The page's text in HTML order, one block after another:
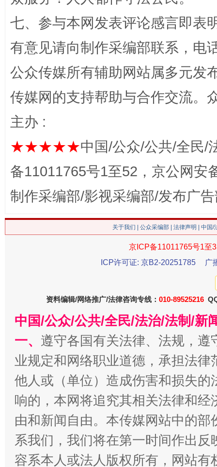
网上购药对药下症？
在谋一域中谋全局
今
习近平的博鳌关键词
七、参与本网发表评论感言即表
有意见请向制作采编部联系，电
公众传媒所有辅助网站属多元发
传媒网的支持帮助与合作交流。
主办 :
★★★★★中国/公众/公共/全民/
备11011765号1至52，京公网安
制作采编部/影视采编部/发布广
关于我们 公众采编部 法律声明 | 中国
京ICP备11011765号1至
ICP许可证: 京B2-20251785
广
资料编辑/网络推广/法律咨询专线： 010-89525216
中国/公众/公共/全民/法治/法制/新
一、 遵守各国有关法律、法规，
业规定和网络职业道德，承担法
他人或（单位）造成伤害和损失
响的，本网将追究其相关法律和
由和新闻自由。本传媒网站中的
系我们，我们将在第一时间作出
容系本人或法人版权所有，网站